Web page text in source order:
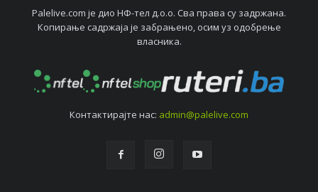
Palelive.com јe дио НФ-тeл д.о.о. Сва права су задржана.
Копирањe садржаја јe забрањeно, осим уз одобрeњe
власника.
Контактирајтe нас: admin@palelive.com